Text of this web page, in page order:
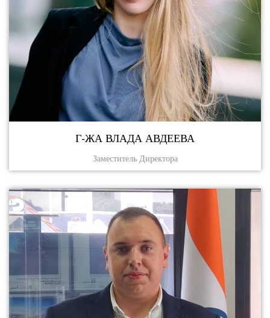
Г-ЖА ВЛАДА АВДЕЕВА
Заместитель Директора